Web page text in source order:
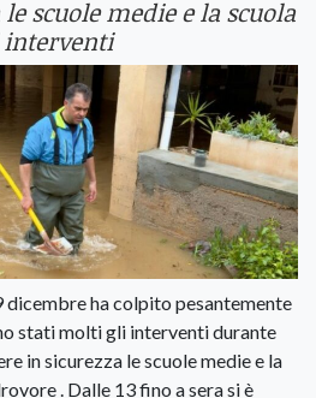
scuole medie e la scuola
dicembre ha colpito pesantemente
stati molti gli interventi durante
in sicurezza le scuole medie e la
. Dalle 13 fino a sera si è